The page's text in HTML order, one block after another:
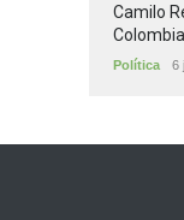
Camilo
Política 6